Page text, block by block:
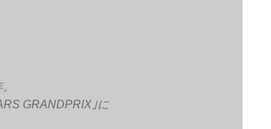
GRANDPRIX｣に